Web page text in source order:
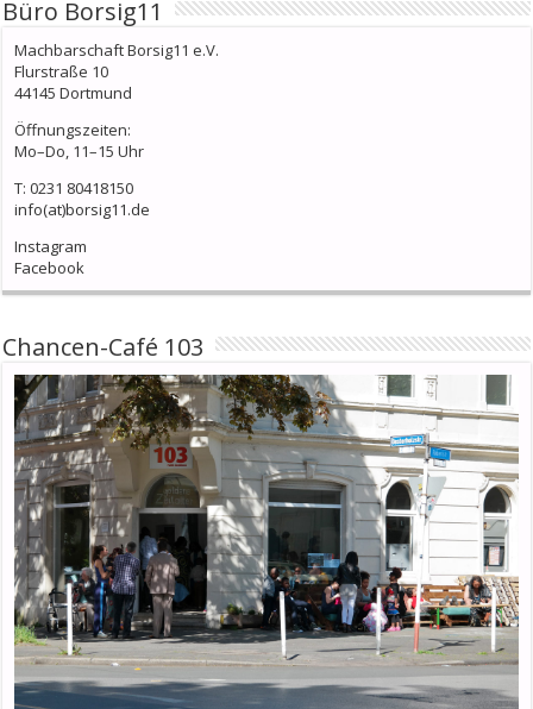
Büro Borsig11
Machbarschaft Borsig11 e.V.
Flurstraße 10
44145 Dortmund
Öffnungszeiten:
Mo–Do, 11–15 Uhr
T: 0231 80418150
info(at)borsig11.de
Instagram
Facebook
Chancen-Café 103